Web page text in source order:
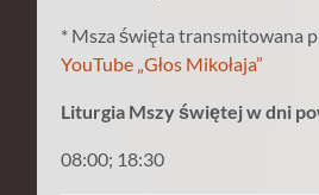
* Msza święta transmitowana
YouTube „Głos Mikołaja”
Liturgia Mszy świętej w dni
08:00; 18:30